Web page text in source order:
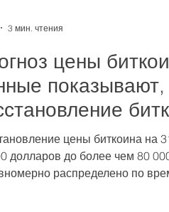
цены
показывают,
в часы
это значит
цены биткоина на
долларов до более чем 80
распределено по
3 мин. чтения